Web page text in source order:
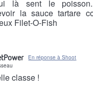
là sent le
la sauce tartare
Filet-O-Fish
En réponse à Shoot
classe !